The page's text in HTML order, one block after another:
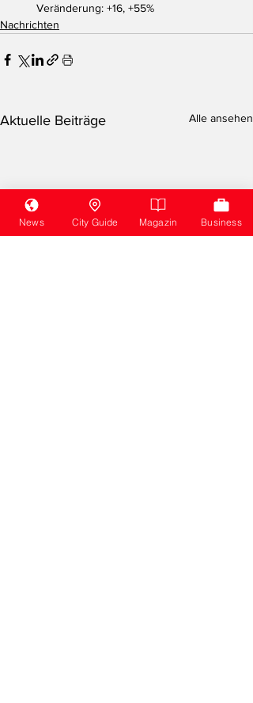
Veränderung: +16, +55%
Nachrichten
Aktuelle Beiträge Alle ansehen
News City Guide Magazin Business